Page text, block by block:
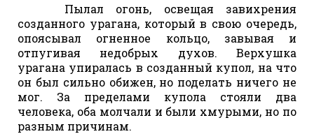
Пылал огонь, освещая завихрения
созданного урагана, который в свою очередь,
опоясывал огненное кольцо, завывая и
отпугивая недобрых духов. Верхушка
урагана упиралась в созданный купол, на что
он был сильно обижен, но поделать ничего не
мог. За пределами купола стояли два
человека, оба молчали и были хмурыми, но по
разным причинам.